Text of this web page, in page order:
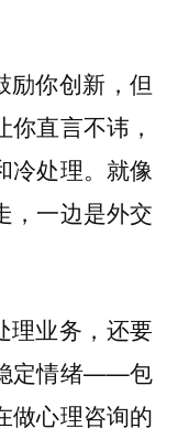
励你创新，但
直言不讳，
冷处理。就像
，一边是外交
理业务，还要
定情绪——包
做心理咨询的